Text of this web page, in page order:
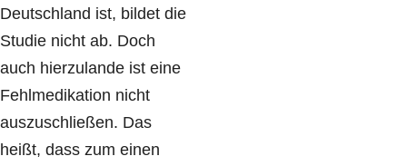
Deutschland ist, bildet die
Studie nicht ab. Doch
auch hierzulande ist eine
Fehlmedikation nicht
auszuschließen. Das
heißt, dass zum einen